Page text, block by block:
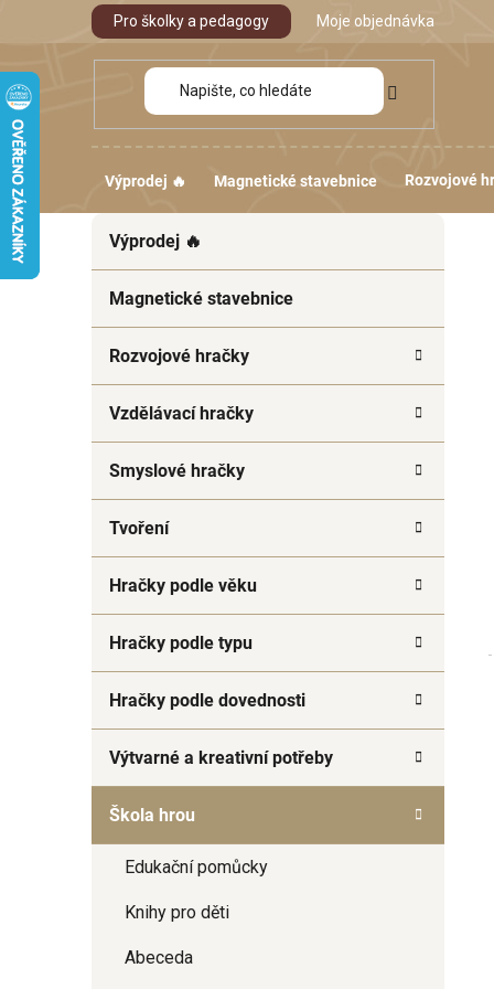
Pro školky a pedagogy Moje objednávka
Výprodej 🔥 Magnetické stavebnice Rozvojové
kategorie
t
g
i
Výprodej 🔥
Magnetické stavebnice
Rozvojové hračky
Vzdělávací hračky
Smyslové hračky
Tvoření
Hračky podle věku
Hračky podle typu
Hračky podle dovednosti
Výtvarné a kreativní potřeby
Škola hrou
Edukační pomůcky
Knihy pro děti
Abeceda